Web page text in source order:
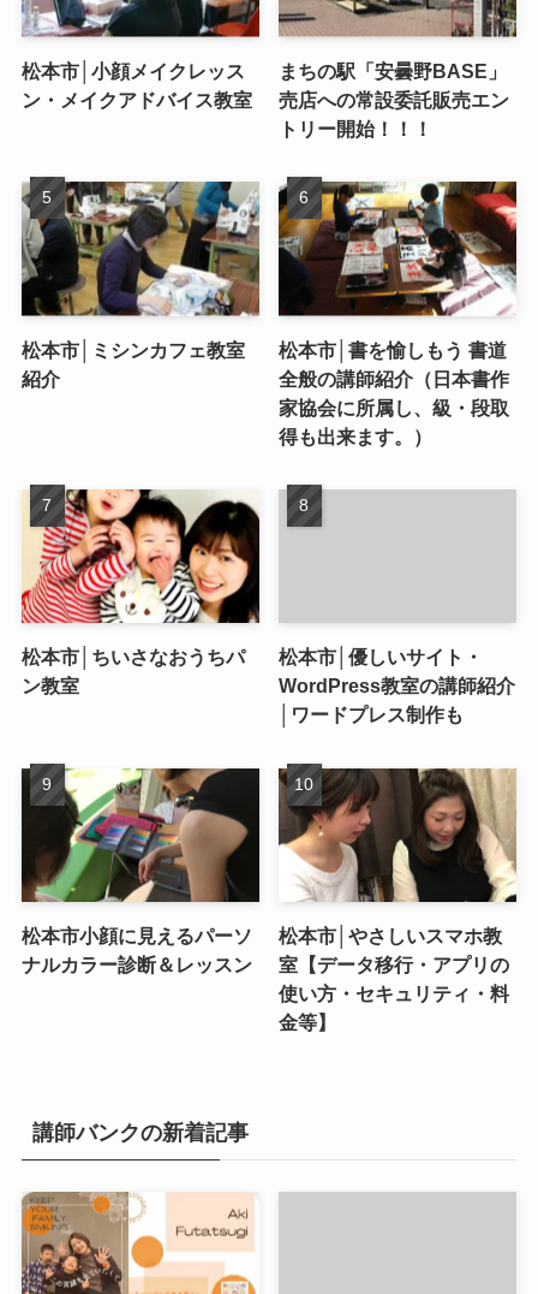
松本市│小顔メイクレッス
ン・メイクアドバイス教室
まちの駅「安曇野BASE」
売店への常設委託販売エン
トリー開始！！！
松本市│ミシンカフェ教室
紹介
松本市│書を愉しもう 書道
全般の講師紹介（日本書作
家協会に所属し、級・段取
得も出来ます。）
松本市│ちいさなおうちパ
ン教室
松本市│優しいサイト・
WordPress教室の講師紹介
│ワードプレス制作も
松本市小顔に見えるパーソ
ナルカラー診断＆レッスン
松本市│やさしいスマホ教
室【データ移行・アプリの
使い方・セキュリティ・料
金等】
講師バンクの新着記事